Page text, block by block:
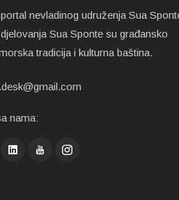
nevladinog udruženja Sua
Sua Sponte su građansko
tradicija i kulturna baština.
nama: